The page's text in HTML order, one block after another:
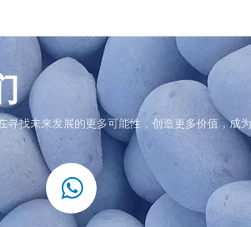
找未来发展的更多可能性，创造更多价值，成